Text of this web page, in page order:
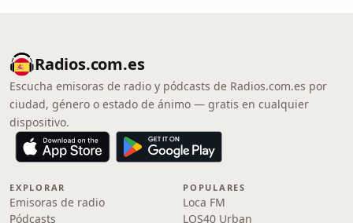
Radios.com.es
Escucha emisoras de radio y pódcasts de Radios.com.es por
ciudad, género o estado de ánimo — gratis en cualquier
dispositivo.
EXPLORAR
Emisoras de radio
Pódcasts
POPULARES
Loca FM
LOS40 Urban